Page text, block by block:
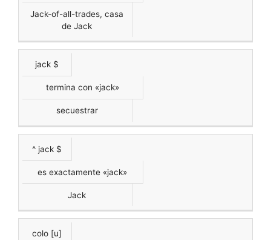
Jack-of-all-trades, casa
de Jack
jack $
termina con «jack»
secuestrar
^ jack $
es exactamente «jack»
Jack
colo [u]